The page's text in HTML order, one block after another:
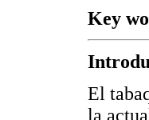
Key
El
la